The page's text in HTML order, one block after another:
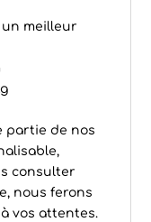
un meilleur
partie de nos
consulter
nous ferons
vos attentes.